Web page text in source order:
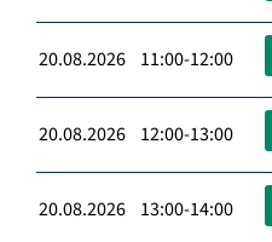
20.08.2026 11:00-12:00
20.08.2026 12:00-13:00
20.08.2026 13:00-14:00